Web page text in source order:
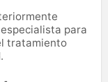
para
tratamiento